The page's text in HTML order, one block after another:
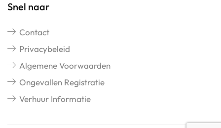
Snel naar
Contact
Privacybeleid
Algemene Voorwaarden
Ongevallen Registratie
Verhuur Informatie